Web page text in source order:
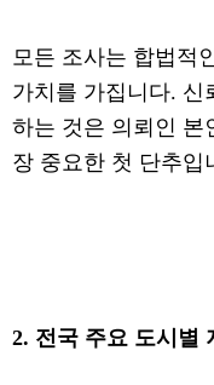
모든 조사는 합법적
가치를 가집니다. 신
하는 것은 의뢰인 본
장 중요한 첫 단추입
2. 전국 주요 도시별